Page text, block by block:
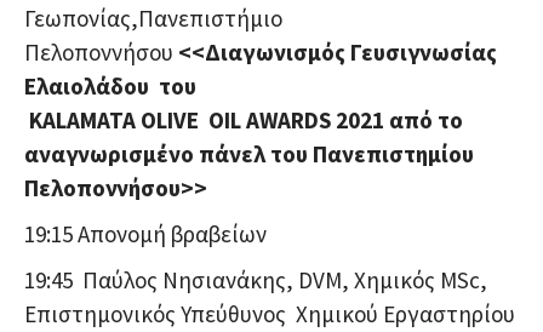
Γεωπονίας,Πανεπιστήμιο
Πελοποννήσου <<Διαγωνισμός Γευσιγνωσίας
Ελαιολάδου του
KALAMATA OLIVE OILAWARDS 2021 από το
αναγνωρισμένο πάνελ του Πανεπιστημίου
Πελοποννήσου>>
19:15 Απονομή βραβείων
19:45 Παύλος Νησιανάκης, DVM, Χημικός MSc,
Επιστημονικός Υπεύθυνος Χημικού Εργαστηρίου